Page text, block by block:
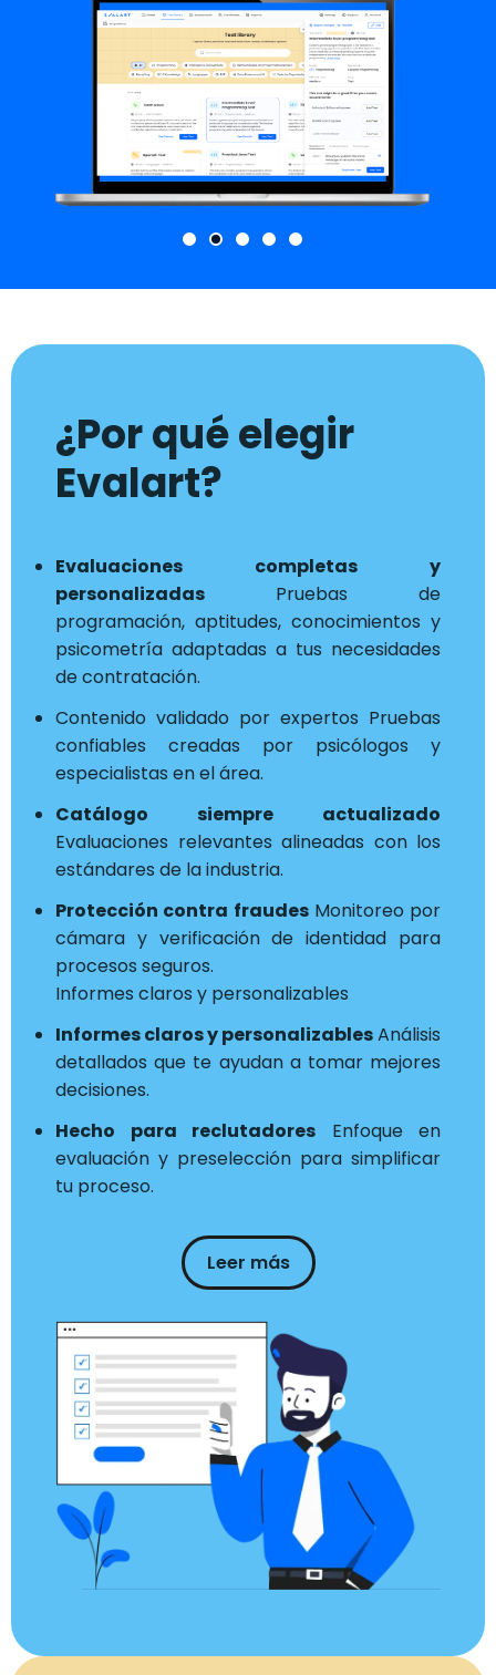
¿Por qué elegir
Evalart?
Evaluaciones completas y
personalizadas Pruebas de
programación, aptitudes, conocimientos y
psicometría adaptadas a tus necesidades
de contratación.
Contenido validado por expertos Pruebas
confiables creadas por psicólogos y
especialistas en el área.
Catálogo siempre actualizado
Evaluaciones relevantes alineadas con los
estándares de la industria.
Protección contra fraudesMonitoreo por
cámara y verificación de identidad para
procesos seguros.
Informes claros y personalizables
Informes claros y personalizablesAnálisis
detallados que te ayudan a tomar mejores
decisiones.
Hecho para reclutadores Enfoque en
evaluación y preselección para simplificar
tu proceso.
Leer más